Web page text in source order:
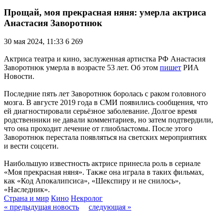
Прощай, моя прекрасная няня: умерла актриса
Анастасия Заворотнюк
30 мая 2024, 11:33 6 269
Актриса театра и кино, заслуженная артистка РФ Анастасия
Заворотнюк умерла в возрасте 53 лет. Об этом пишет РИА
Новости.
Последние пять лет Заворотнюк боролась с раком головного
мозга. В августе 2019 года в СМИ появились сообщения, что
ей диагностировали серьёзное заболевание. Долгое время
родственники не давали комментариев, но затем подтвердили,
что она проходит лечение от глиобластомы. После этого
Заворотнюк перестала появляться на светских мероприятиях
и вести соцсети.
Наибольшую известность актрисе принесла роль в сериале
«Моя прекрасная няня». Также она играла в таких фильмах,
как «Код Апокалипсиса», «Шекспиру и не снилось»,
«Наследник».
Страна и мир Кино Некролог
« предыдущая новость
следующая »